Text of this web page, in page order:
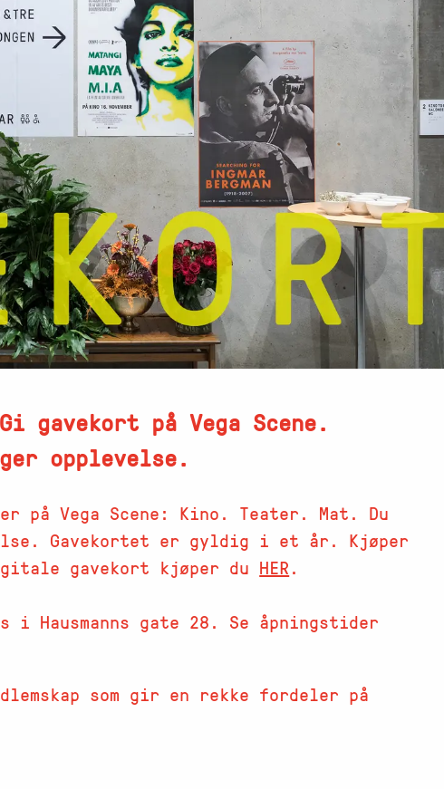
på Vega Scene.
opplevelse.
Vega Scene: Kino. Teater. Mat. Du
Gavekortet er gyldig i et år. Kjøper
gavekort kjøper du HER.
i Hausmanns gate 28. Se åpningstider
som gir en rekke fordeler på